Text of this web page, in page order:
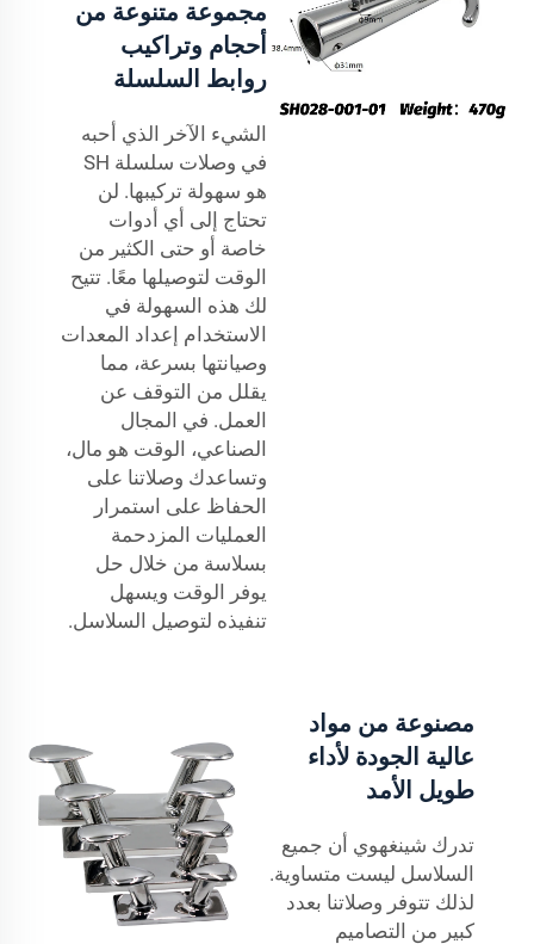
مجموعة متنوعة من
أحجام وتراكيب
روابط السلسلة
الشيء الآخر الذي أحبه
في وصلات سلسلة SH
هو سهولة تركيبها. لن
تحتاج إلى أي أدوات
خاصة أو حتى الكثير من
الوقت لتوصيلها معًا. تتيح
لك هذه السهولة في
الاستخدام إعداد المعدات
وصيانتها بسرعة، مما
يقلل من التوقف عن
العمل. في المجال
الصناعي، الوقت هو مال،
وتساعدك وصلاتنا على
الحفاظ على استمرار
العمليات المزدحمة
بسلاسة من خلال حل
يوفر الوقت ويسهل
تنفيذه لتوصيل السلاسل.
مصنوعة من مواد
عالية الجودة لأداء
طويل الأمد
تدرك شينغهوي أن جميع
السلاسل ليست متساوية.
لذلك تتوفر وصلاتنا بعدد
كبير من التصاميم